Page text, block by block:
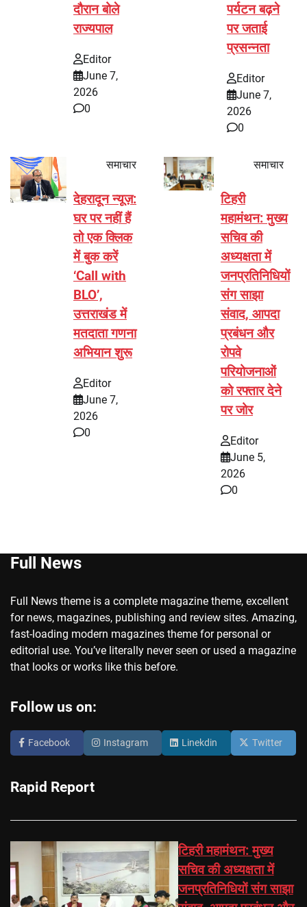
दौरान बोले
राज्यपाल
Editor
June 7,
2026
0
पर्यटन बढ़ने
पर जताई
प्रसन्नता
Editor
June 7,
2026
0
समाचार
देहरादून न्यूज़:
घर पर नहीं हैं
तो एक क्लिक
में बुक करें
‘Call with
BLO’,
उत्तराखंड में
मतदाता गणना
अभियान शुरू
Editor
June 7,
2026
0
समाचार
टिहरी
महामंथन: मुख्य
सचिव की
अध्यक्षता में
जनप्रतिनिधियों
संग साझा
संवाद, आपदा
प्रबंधन और
रोपवे
परियोजनाओं
को रफ्तार देने
पर जोर
Editor
June 5,
2026
0
Full News
Full News theme is a complete magazine theme, excellent
for news, magazines, publishing and review sites. Amazing,
fast-loading modern magazines theme for personal or
editorial use. You’ve literally never seen or used a magazine
that looks or works like this before.
Follow us on:
Facebook Instagram Linekdin Twitter
Rapid Report
टिहरी महामंथन: मुख्य
सचिव की अध्यक्षता में
जनप्रतिनिधियों संग साझा